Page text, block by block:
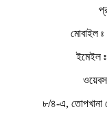
মোবাইল
ইমেইল ঃ
৮/৪-এ, তোপখানা